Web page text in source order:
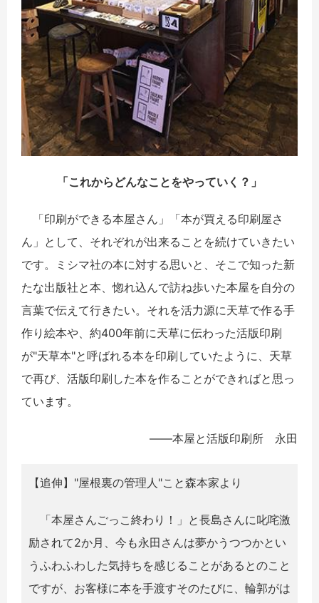
「これからどんなことをやっていく？」
「印刷ができる本屋さん」「本が買える印刷屋さ
ん」として、それぞれが出来ることを続けていきたい
です。ミシマ社の本に対する思いと、そこで知った新
たな出版社と本、惚れ込んで訪ね歩いた本屋を自分の
言葉で伝えて行きたい。それを活力源に天草で作る手
作り絵本や、約400年前に天草に伝わった活版印刷
が"天草本"と呼ばれる本を印刷していたように、天草
で再び、活版印刷した本を作ることができればと思っ
ています。
――本屋と活版印刷所 永田
【追伸】"屋根裏の管理人"こと森本家より
「本屋さんごっこ終わり！」と長島さんに叱咤激
励されて2か月、今も永田さんは夢かうつつかとい
うふわふわした気持ちを感じることがあるとのこと
ですが、お客様に本を手渡すそのたびに、輪郭がは